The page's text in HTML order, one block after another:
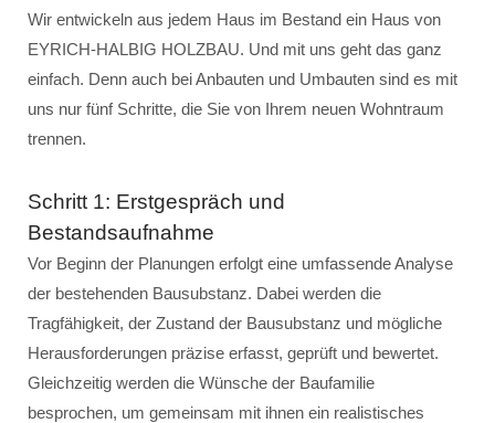
Wir entwickeln aus jedem Haus im Bestand ein Haus von
EYRICH-HALBIG HOLZBAU. Und mit uns geht das ganz
einfach. Denn auch bei Anbauten und Umbauten sind es mit
uns nur fünf Schritte, die Sie von Ihrem neuen Wohntraum
trennen.
Schritt 1: Erstgespräch und
Bestandsaufnahme
Vor Beginn der Planungen erfolgt eine umfassende Analyse
der bestehenden Bausubstanz. Dabei werden die
Tragfähigkeit, der Zustand der Bausubstanz und mögliche
Herausforderungen präzise erfasst, geprüft und bewertet.
Gleichzeitig werden die Wünsche der Baufamilie
besprochen, um gemeinsam mit ihnen ein realistisches